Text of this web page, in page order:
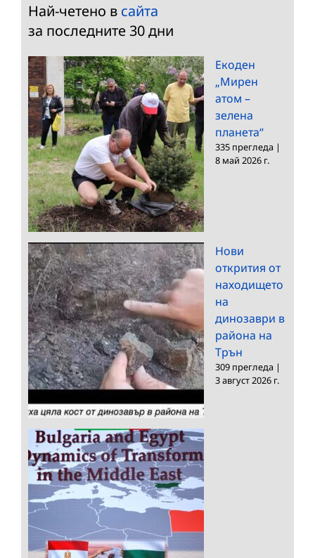
Най-четено в сайта
за последните 30 дни
Екоден
„Мирен
атом –
зелена
планета“
335 прегледа |
8 май 2026 г.
Нови
открития от
находището
на
динозаври в
района на
Трън
309 прегледа |
3 август 2026 г.